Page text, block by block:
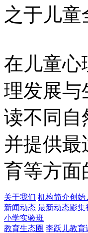
之于儿
在儿童心
理发展与
读不同自
并提供
育等方面
关于我们 机构简介创始
新闻动态 最新动态影集
小学实验班
教育生态圈 李跃儿教育